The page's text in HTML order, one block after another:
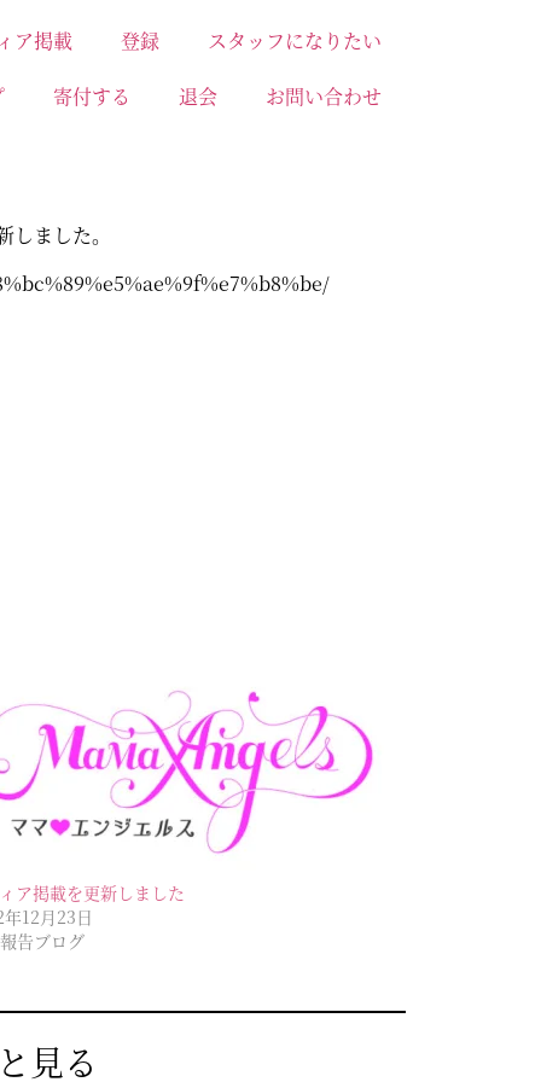
ア掲載 登録
スタッフになりたい
寄付する 退会 お問い合わせ
ました。
ア掲載を更新しました
12月23日
告ブログ
見る